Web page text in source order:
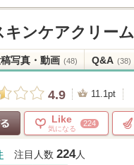
キンケアクリーム
写真・動画 (48) Q&A (38)
4.9 11.1pt
Like
気になる
224
注目人数 224人